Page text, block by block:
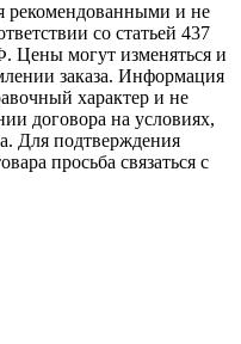
рекомендованными и не
со статьей 437
Цены могут изменяться и
заказа. Информация
характер и не
договора на условиях,
Для подтверждения
просьба связаться с